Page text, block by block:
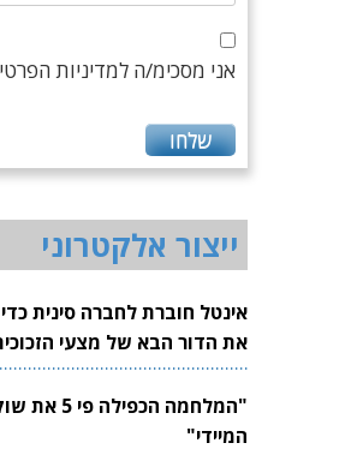
אני מסכימ/ה למדיניות
ייצור אלקטרוני
אינטל חוברת לחברה סינית
את הדור הבא של מצעי
לשבבים
"המלחמה
המיידי"